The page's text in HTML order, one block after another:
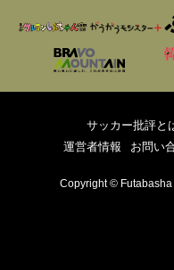
サッカー批評と
運営者情報
お問い
Copyright ©